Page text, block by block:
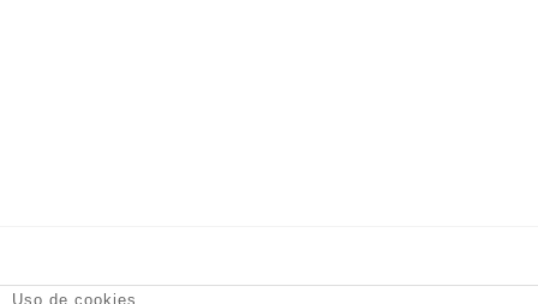
DT Espacio Escénico- Calle de la Reina, 9 28004 Madrid -
Uso de cookies